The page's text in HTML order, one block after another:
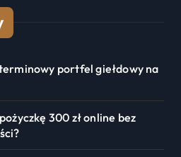
portfel giełdowy na
300 zł online bez